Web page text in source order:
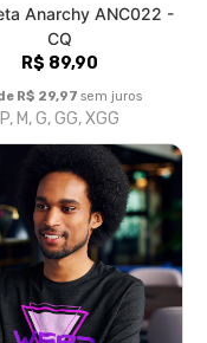
Anarchy ANC022 -
CQ
R$ 89,90
R$ 29,97 sem juros
P, M, G, GG, XGG